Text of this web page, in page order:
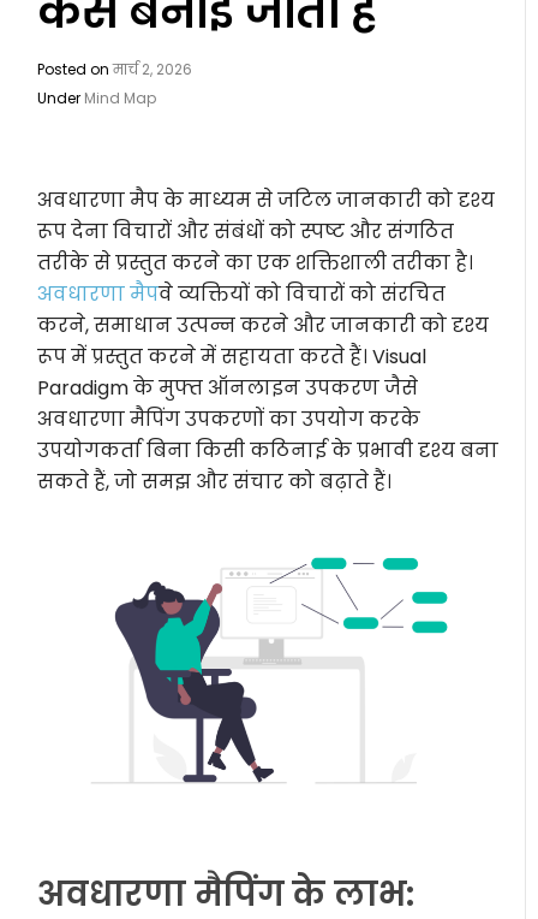
Posted onमार्च 2, 2026
Under Mind Map
अवधारणा मैप के माध्यम से जटिल जानकारी को दृश्य
रूप देना विचारों और संबंधों को स्पष्ट और संगठित
तरीके से प्रस्तुत करने का एक शक्तिशाली तरीका है।
अवधारणा मैपवे व्यक्तियों को विचारों को संरचित
करने, समाधान उत्पन्न करने और जानकारी को दृश्य
रूप में प्रस्तुत करने में सहायता करते हैं। Visual
Paradigm के मुफ्त ऑनलाइन उपकरण जैसे
अवधारणा मैपिंग उपकरणों का उपयोग करके
उपयोगकर्ता बिना किसी कठिनाई के प्रभावी दृश्य बना
सकते हैं, जो समझ और संचार को बढ़ाते हैं।
अवधारणा मैपिंग के लाभ: